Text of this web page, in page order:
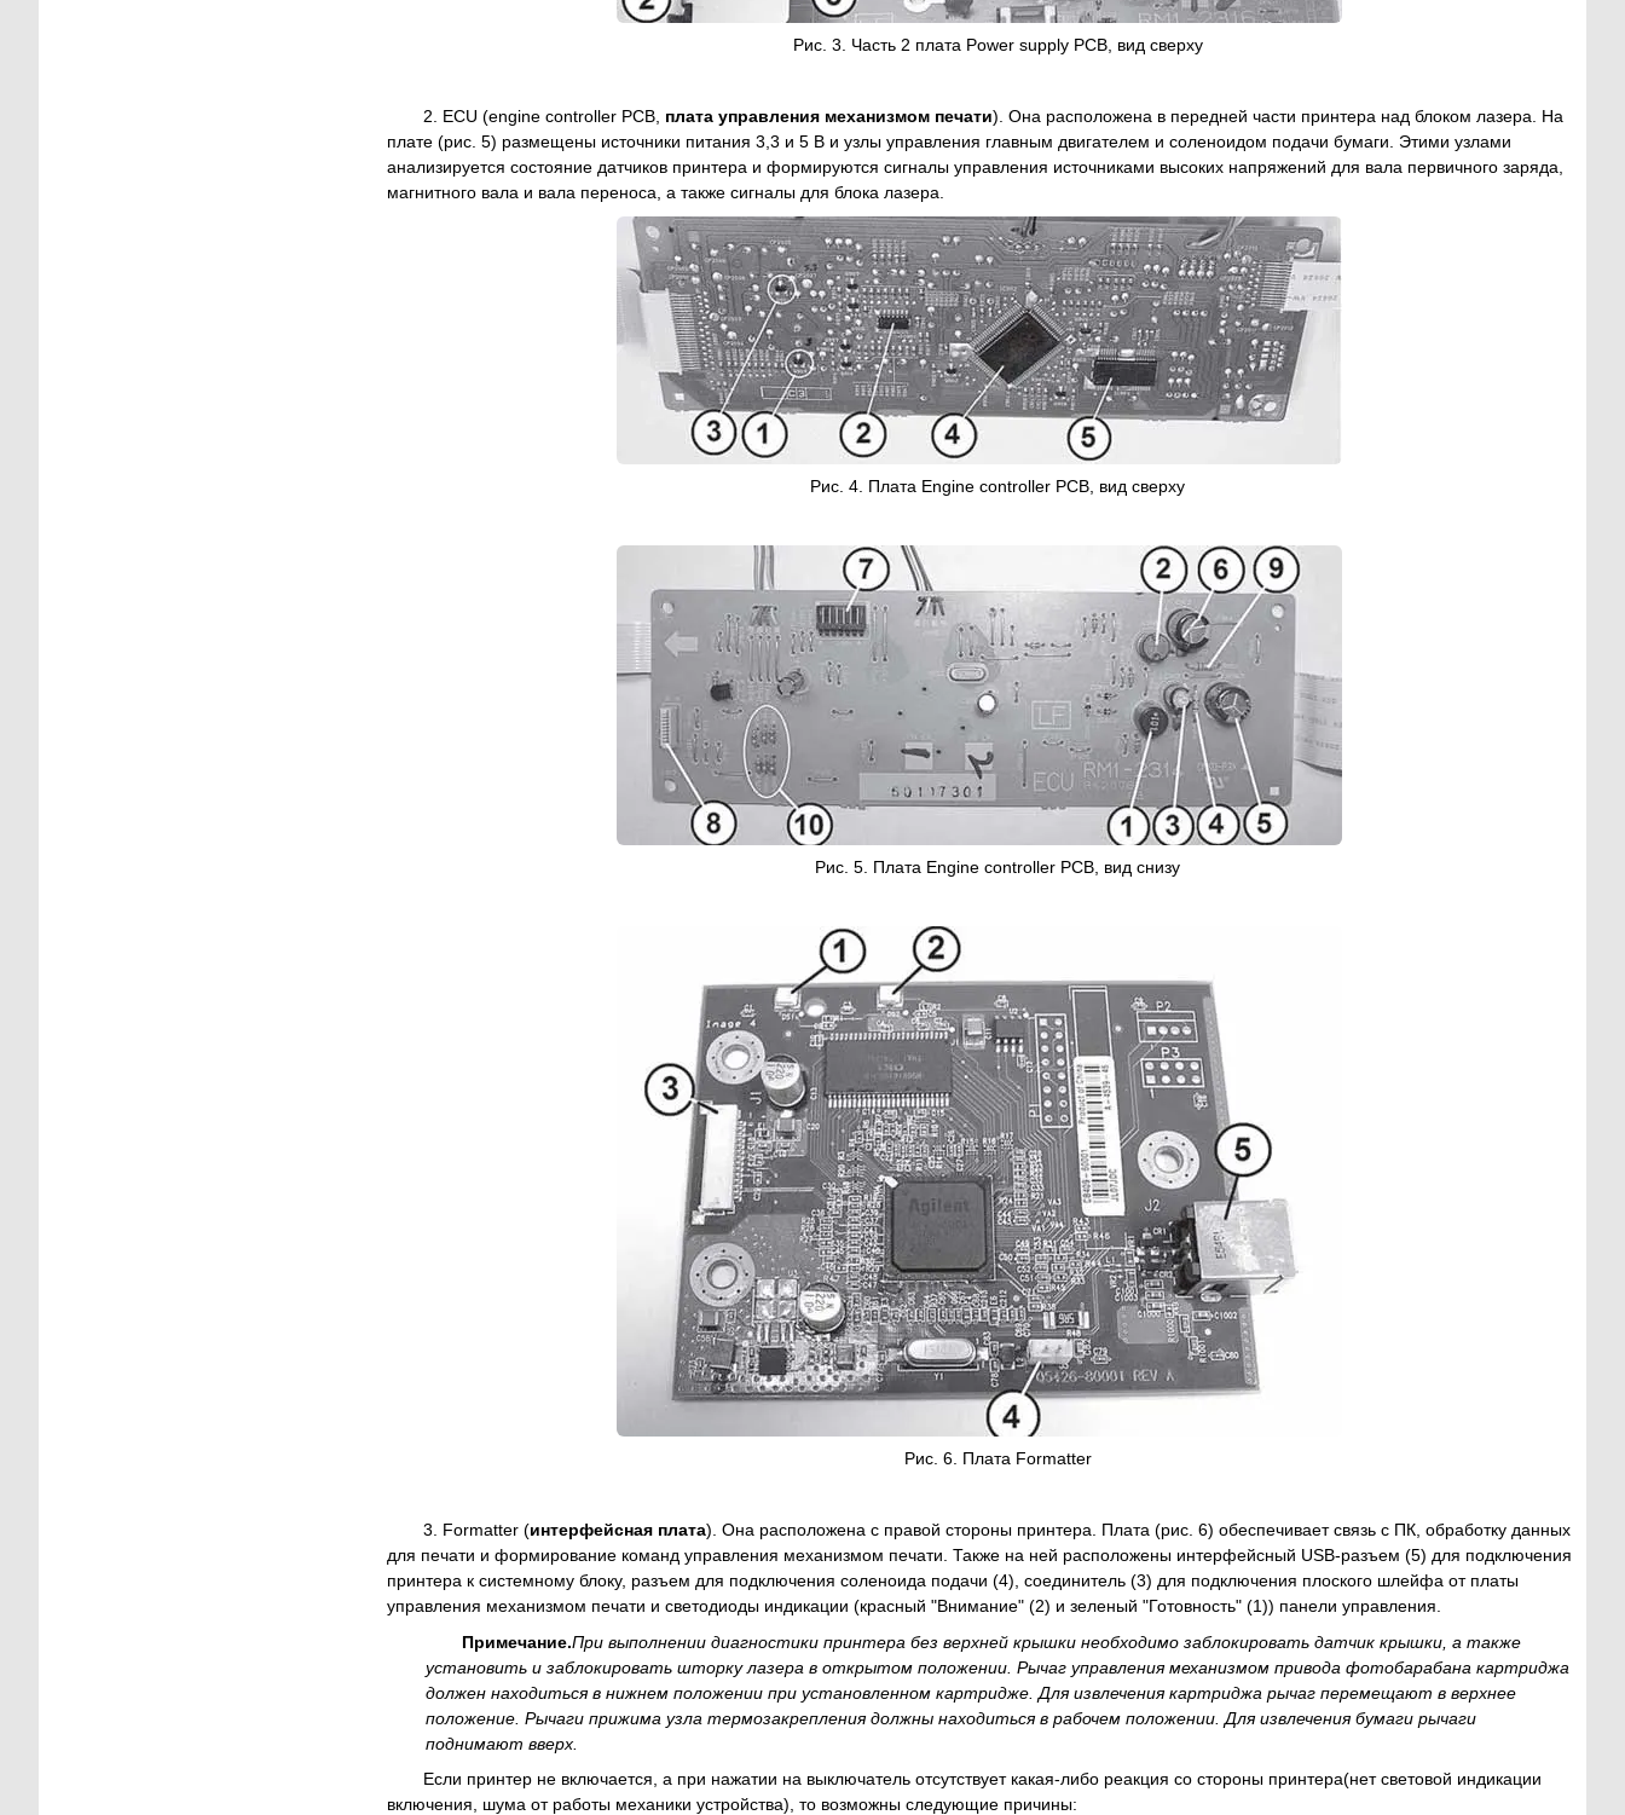
Рис. 3. Часть 2 плата Power supply PCB, вид сверху
2. ECU (engine controller PCB, плата управления механизмом печати). Она расположена в передней части принтера над блоком лазера. На
плате (рис. 5) размещены источники питания 3,3 и 5 В и узлы управления главным двигателем и соленоидом подачи бумаги. Этими узлами
анализируется состояние датчиков принтера и формируются сигналы управления источниками высоких напряжений для вала первичного заряда,
магнитного вала и вала переноса, а также сигналы для блока лазера.
Рис. 4. Плата Engine controller PCB, вид сверху
Рис. 5. Плата Engine controller PCB, вид снизу
Рис. 6. Плата Formatter
3. Formatter (интерфейсная плата). Она расположена с правой стороны принтера. Плата (рис. 6) обеспечивает связь с ПК, обработку данных
для печати и формирование команд управления механизмом печати. Также на ней расположены интерфейсный USB-разъем (5) для подключения
принтера к системному блоку, разъем для подключения соленоида подачи (4), соединитель (3) для подключения плоского шлейфа от платы
управления механизмом печати и светодиоды индикации (красный "Внимание" (2) и зеленый "Готовность" (1)) панели управления.
Примечание.При выполнении диагностики принтера без верхней крышки необходимо заблокировать датчик крышки, а также
установить и заблокировать шторку лазера в открытом положении. Рычаг управления механизмом привода фотобарабана картриджа
должен находиться в нижнем положении при установленном картридже. Для извлечения картриджа рычаг перемещают в верхнее
положение. Рычаги прижима узла термозакрепления должны находиться в рабочем положении. Для извлечения бумаги рычаги
поднимают вверх.
Если принтер не включается, а при нажатии на выключатель отсутствует какая-либо реакция со стороны принтера(нет световой индикации
включения, шума от работы механики устройства), то возможны следующие причины: